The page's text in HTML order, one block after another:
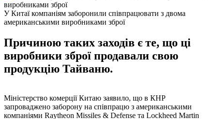
У Китаї компаніям заборонили співпрацювати з двома
американськими виробниками зброї
Причиною таких заходів є те, що ці
виробники зброї продавали свою
продукцію Тайваню.
Міністерство комерції Китаю заявило, що в КНР
запроваджено заборону на співпрацю з американськими
компаніями Raytheon Missiles & Defense та Lockheed Martin